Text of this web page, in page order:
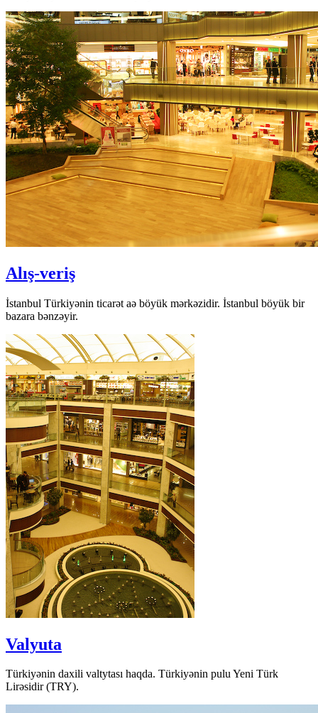
Alış-veriş
İstanbul Türkiyənin ticarət aə böyük mərkəzidir. İstanbul böyük bir
bazara bənzəyir.
Valyuta
Türkiyənin daxili valtytası haqda. Türkiyənin pulu Yeni Türk
Lirəsidir (TRY).